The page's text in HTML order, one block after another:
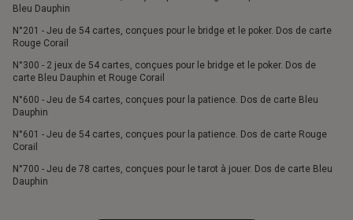
Bleu Dauphin
N°201 - Jeu de 54 cartes, conçues pour le bridge et le poker. Dos de carte
Rouge Corail
N°300 - 2 jeux de 54 cartes, conçues pour le bridge et le poker. Dos de
carte Bleu Dauphin et Rouge Corail
N°600 - Jeu de 54 cartes, conçues pour la patience. Dos de carte Bleu
Dauphin
N°601 - Jeu de 54 cartes, conçues pour la patience. Dos de carte Rouge
Corail
N°700 - Jeu de 78 cartes, conçues pour le tarot à jouer. Dos de carte Bleu
Dauphin